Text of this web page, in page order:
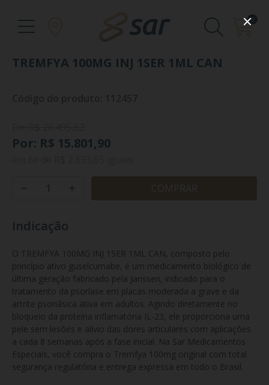
0
TREMFYA 100MG INJ 1SER 1ML CAN
Por: R$ 15.801,90
Indicação
O TREMFYA 100MG INJ 1SER 1ML CAN, composto pelo
princípio ativo guselcumabe, é um medicamento biológico de
última geração fabricado pela Janssen, indicado para o
tratamento da psoríase em placas moderada a grave e da
artrite psoriásica ativa em adultos. Agindo diretamente no
bloqueio da proteína inflamatória IL-23, ele proporciona uma
pele sem lesões e alívio das dores articulares com aplicações
a cada 8 semanas após a fase inicial. Na Sar Medicamentos
Especiais, você compra o Tremfya 100mg original com total
segurança regulatória e entrega expressa em todo o Brasil.